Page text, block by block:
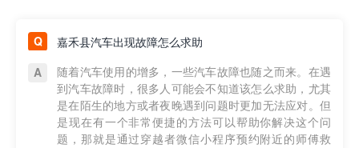
嘉禾县汽车出现故障怎么求助
随着汽车使用的增多，一些汽车故障也随之而来。在遇
到汽车故障时，很多人可能会不知道该怎么求助，尤其
是在陌生的地方或者夜晚遇到问题时更加无法应对。但
是现在有一个非常便捷的方法可以帮助你解决这个问
题，那就是通过穿越者微信小程序预约附近的师傅救